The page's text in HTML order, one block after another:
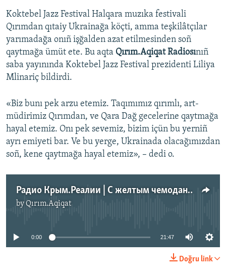
RFE/RS bütün saytları
Koktebel Jazz Festival Halqara muzıka festivali
Qırımdan qıtaiy Ukrainağa köçti, amma teşkilâtçılar
yarımadağa onıñ işğalden azat etilmesinden soñ
qaytmağa ümüt ete. Bu aqta Qırım.Aqiqat Radiosınıñ
saba yayınında Koktebel Jazz Festival prezidenti Liliya
Mlinariç bildirdi.
«Biz bunı pek arzu etemiz. Taqımımız qırımlı, art-
müdirimiz Qırımdan, ve Qara Dağ gecelerine qaytmağa
hayal etemiz. Onı pek sevemiz, bizim içün bu yerniñ
ayrı emiyeti bar. Ve bu yerge, Ukrainada olacağımızdan
soñ, kene qaytmağa hayal etemiz», – dedi o.
Радио Крым.Реалии | С желтым чемоданом на выход. Что случилось с фестивалями, которые покинули Крым, и что пришло им на замену
byQırım.Aqiqat
No media source currently available
0:00 21:47
Doğru link